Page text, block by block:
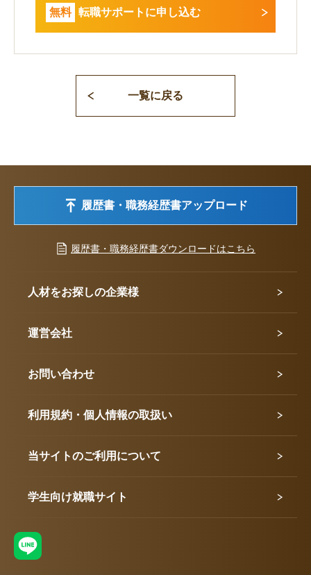
無料 転職サポートに申し込む
一覧に戻る
履歴書・職務経歴書アップロード
履歴書・職務経歴書ダウンロードはこちら
人材をお探しの企業様
運営会社
お問い合わせ
利用規約・個人情報の取扱い
当サイトのご利用について
学生向け就職サイト